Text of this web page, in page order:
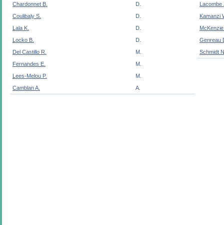
Chardonnet B.
D.
Coulibaly S.
D.
Lala K.
D.
Locko B.
D.
Del Castillo R.
M.
Fernandes E.
M.
Lees-Melou P.
M.
Camblan A.
A.
Lacombe
Kamanzi
Genreau
Schmidt